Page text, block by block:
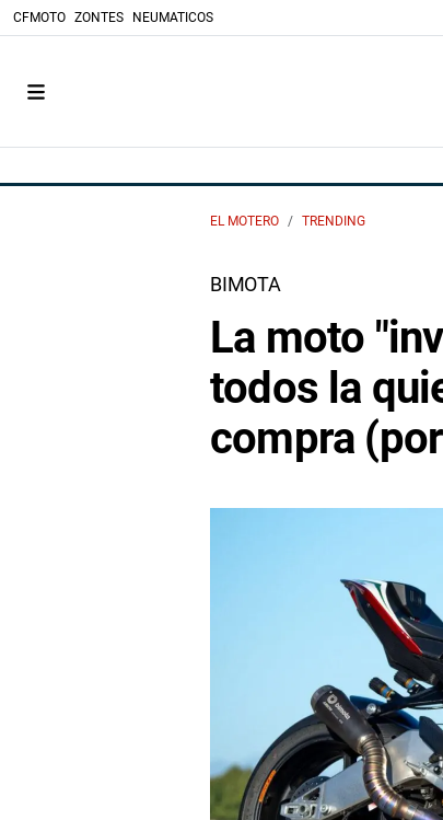
CFMOTO ZONTES NEUMATICOS
EL MOTERO TRENDING
BIMOTA
La moto
todos la
compra